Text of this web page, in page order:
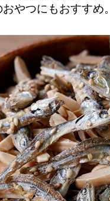
やつにもおすすめ。